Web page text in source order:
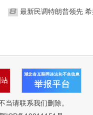
请联系我们删除。